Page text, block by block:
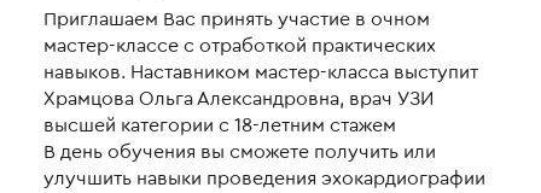
Приглашаем Вас принять участие в очном
мастер-классе с отработкой практических
навыков. Наставником мастер-класса выступит
Храмцова Ольга Александровна, врач УЗИ
высшей категории с 18-летним стажем
В день обучения вы сможете получить или
улучшить навыки проведения эхокардиографии